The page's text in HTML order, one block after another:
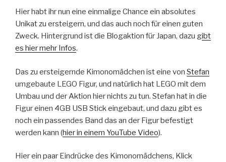
Hier habt ihr nun eine einmalige Chance ein absolutes
Unikat zu ersteigern, und das auch noch für einen guten
Zweck. Hintergrund ist die Blogaktion für Japan, dazu gibt
es hier mehr Infos.
Das zu ersteigernde Kimonomädchen ist eine von Stefan
umgebaute LEGO Figur, und natürlich hat LEGO mit dem
Umbau und der Aktion hier nichts zu tun. Stefan hat in die
Figur einen 4GB USB Stick eingebaut, und dazu gibt es
noch ein passendes Band das an der Figur befestigt
werden kann (hier in einem YouTube Video).
Hier ein paar Eindrücke des Kimonomädchens, Klick